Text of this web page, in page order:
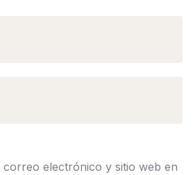
electrónico y sitio web en